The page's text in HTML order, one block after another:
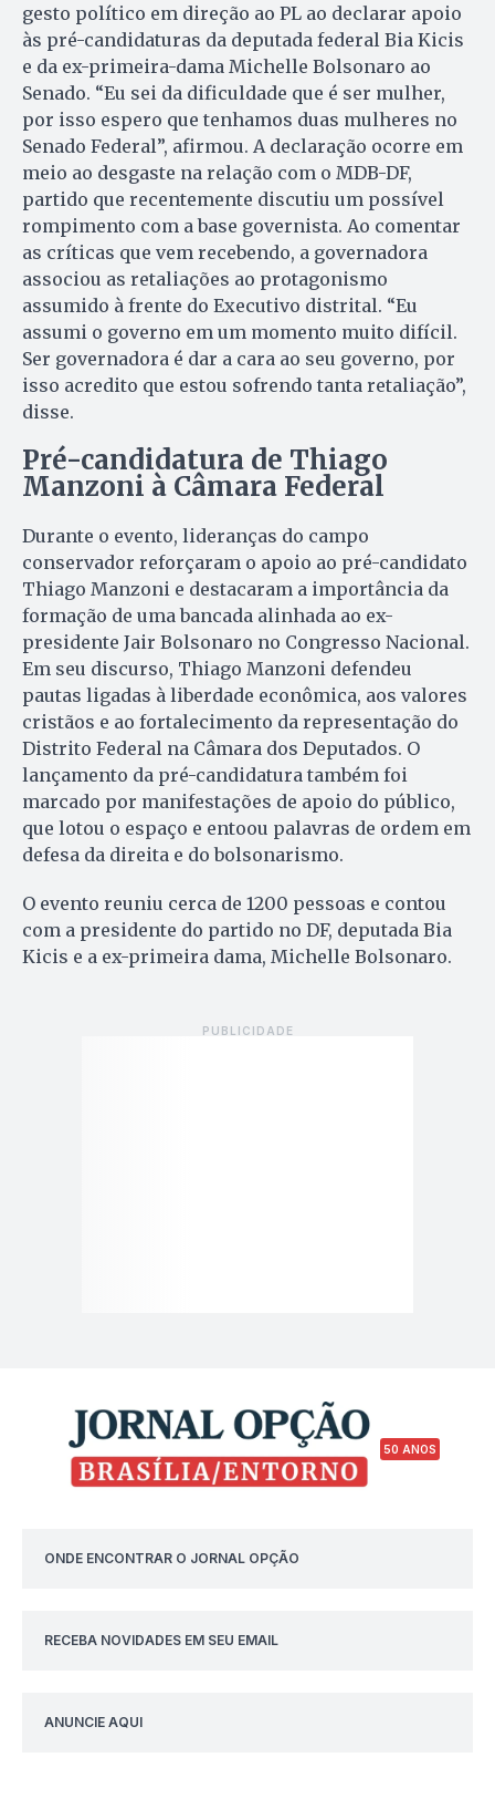
gesto político em direção ao PL ao declarar apoio
às pré-candidaturas da deputada federal Bia Kicis
e da ex-primeira-dama Michelle Bolsonaro ao
Senado. “Eu sei da dificuldade que é ser mulher,
por isso espero que tenhamos duas mulheres no
Senado Federal”, afirmou. A declaração ocorre em
meio ao desgaste na relação com o MDB-DF,
partido que recentemente discutiu um possível
rompimento com a base governista. Ao comentar
as críticas que vem recebendo, a governadora
associou as retaliações ao protagonismo
assumido à frente do Executivo distrital. “Eu
assumi o governo em um momento muito difícil.
Ser governadora é dar a cara ao seu governo, por
isso acredito que estou sofrendo tanta retaliação”,
disse.
Pré-candidatura de Thiago
Manzoni à Câmara Federal
Durante o evento, lideranças do campo
conservador reforçaram o apoio ao pré-candidato
Thiago Manzoni e destacaram a importância da
formação de uma bancada alinhada ao ex-
presidente Jair Bolsonaro no Congresso Nacional.
Em seu discurso, Thiago Manzoni defendeu
pautas ligadas à liberdade econômica, aos valores
cristãos e ao fortalecimento da representação do
Distrito Federal na Câmara dos Deputados. O
lançamento da pré-candidatura também foi
marcado por manifestações de apoio do público,
que lotou o espaço e entoou palavras de ordem em
defesa da direita e do bolsonarismo.
O evento reuniu cerca de 1200 pessoas e contou
com a presidente do partido no DF, deputada Bia
Kicis e a ex-primeira dama, Michelle Bolsonaro.
50 ANOS
ONDE ENCONTRAR O JORNAL OPÇÃO
RECEBA NOVIDADES EM SEU EMAIL
ANUNCIE AQUI